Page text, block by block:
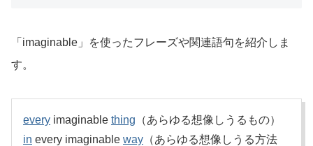
「imaginable」を使ったフレーズや関連語句を紹介しま
す。
every imaginable thing （あらゆる想像しうるもの）
in every imaginable way （あらゆる想像しうる方法